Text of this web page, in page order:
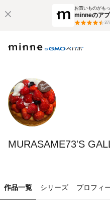
お買いものがも
minneのア
3
MURASAME73'S
作品一覧 シリーズ プロフィ